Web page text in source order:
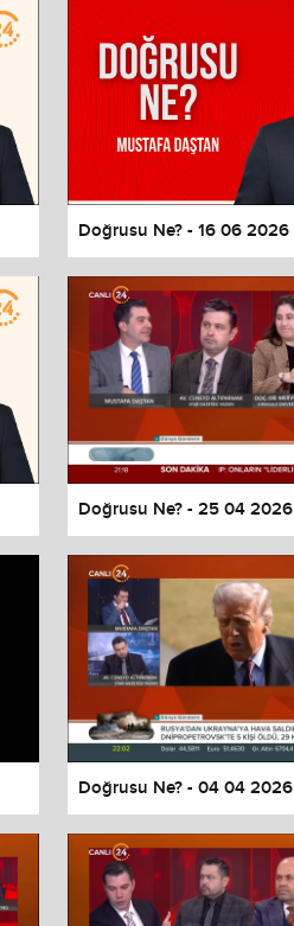
Doğrusu Ne? - 16 06 2026
Doğrusu Ne? - 25 04 2026
Doğrusu Ne? - 04 04 2026